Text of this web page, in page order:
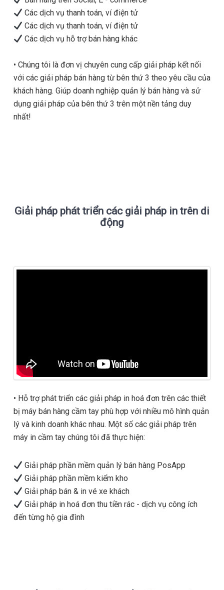
Các dịch vụ thanh toán, ví điện tử
Các dịch vụ thanh toán, ví điện tử
Các dịch vụ hỗ trợ bán hàng khác
• Chúng tôi là đơn vị chuyên cung cấp giải pháp kết nối
với các giải pháp bán hàng từ bên thứ 3 theo yêu cầu của
khách hàng. Giúp doanh nghiệp quản lý bán hàng và sử
dụng giải pháp của bên thứ 3 trên một nền tảng duy
nhất!
Giải pháp phát triển các giải pháp in trên di
động
• Hỗ trợ phát triển các giải pháp in hoá đơn trên các thiết
bị máy bán hàng cầm tay phù hợp với nhiều mô hình quản
lý và kinh doanh khác nhau. Một số các giải pháp trên
máy in cầm tay chúng tôi đã thực hiện:
Giải pháp phần mềm quản lý bán hàng PosApp
Giải pháp phần mềm kiểm kho
Giải pháp bán & in vé xe khách
Giải pháp in hoá đơn thu tiền rác - dịch vụ công ích
đến từng hộ gia đình